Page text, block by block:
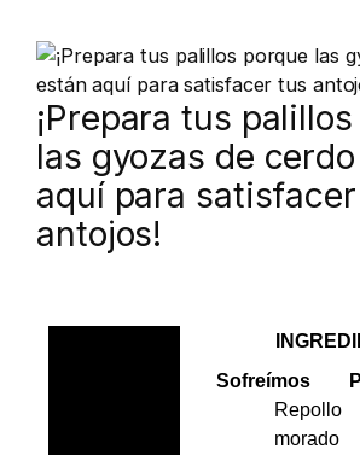
¡Prepara tus
las gyozas de
aquí para
antojos!
Sofreímos
Repollo
morado